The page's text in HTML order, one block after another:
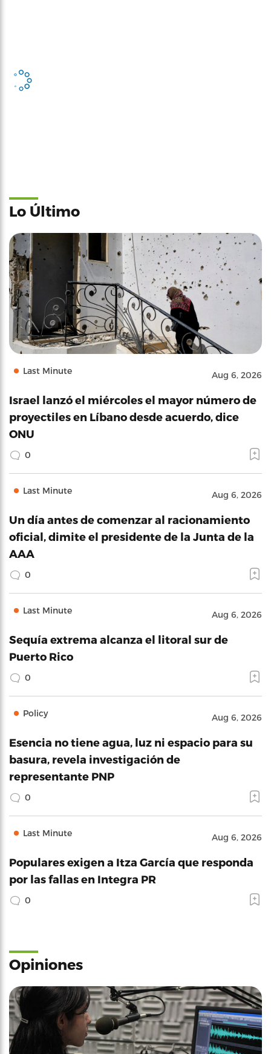
Lo Último
Last Minute Aug 6, 2026
Israel lanzó el miércoles el mayor número de
proyectiles en Líbano desde acuerdo, dice
ONU
0
Last Minute Aug 6, 2026
Un día antes de comenzar al racionamiento
oficial, dimite el presidente de la Junta de la
AAA
0
Last Minute Aug 6, 2026
Sequía extrema alcanza el litoral sur de
Puerto Rico
0
Policy Aug 6, 2026
Esencia no tiene agua, luz ni espacio para su
basura, revela investigación de
representante PNP
0
Last Minute Aug 6, 2026
Populares exigen a Itza García que responda
por las fallas en Integra PR
0
Opiniones